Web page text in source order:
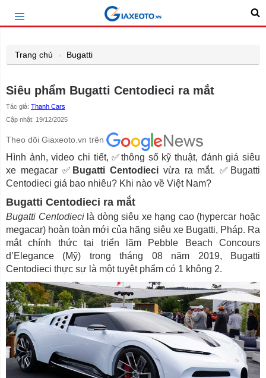
Trang chủ Bugatti
Siêu phẩm Bugatti Centodieci ra mắt
Tác giả: Thanh Cars
Cập nhật: 19/12/2025
Theo dõi Giaxeoto.vn trên
Hình ảnh, video chi tiết, ✅thông số kỹ thuật, đánh giá siêu
xe megacar ✅ Bugatti Centodieci vừa ra mắt. ✅Bugatti
Centodieci giá bao nhiêu? Khi nào về Việt Nam?
Bugatti Centodieci ra mắt
Bugatti Centodiecilà dòng siêu xe hạng cao (hypercar hoặc
megacar) hoàn toàn mới của hãng siêu xe Bugatti, Pháp. Ra
mắt chính thức tại triển lãm Pebble Beach Concours
d’Elegance (Mỹ) trong tháng 08 năm 2019, Bugatti
Centodieci thực sự là một tuyệt phẩm có 1 không 2.